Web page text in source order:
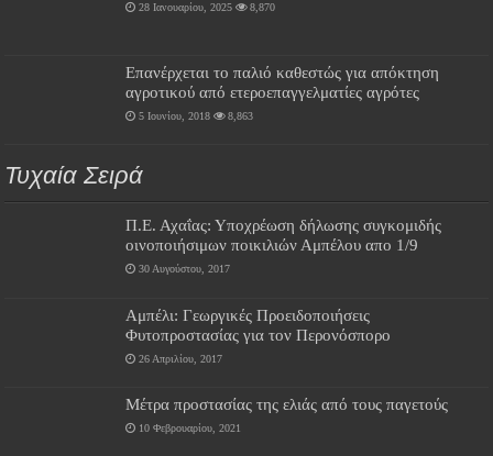
28 Ιανουαρίου, 2025 8,870
Επανέρχεται το παλιό καθεστώς για απόκτηση
αγροτικού από ετεροεπαγγελματίες αγρότες
5 Ιουνίου, 2018 8,863
Τυχαία Σειρά
Π.Ε. Αχαΐας: Υποχρέωση δήλωσης συγκομιδής
οινοποιήσιμων ποικιλιών Αμπέλου απο 1/9
30 Αυγούστου, 2017
Αμπέλι: Γεωργικές Προειδοποιήσεις
Φυτοπροστασίας για τον Περονόσπορο
26 Απριλίου, 2017
Μέτρα προστασίας της ελιάς από τους παγετούς
10 Φεβρουαρίου, 2021